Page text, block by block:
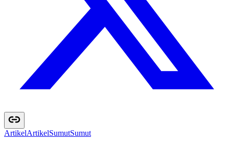
ArtikelArtikelSumutSumut